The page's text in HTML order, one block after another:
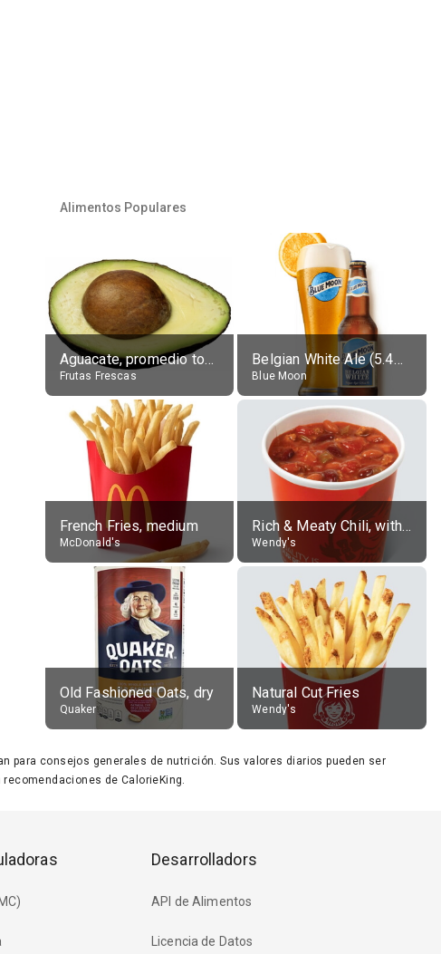
Alimentos Populares
Aguacate, promedio todos variedades, crudo
Frutas Frescas
Belgian White Ale (5.4% alc.)
Blue Moon
French Fries, medium
McDonald's
Rich & Meaty Chili, without toppings, large
Wendy's
Old Fashioned Oats, dry
Quaker
Natural Cut Fries
Wendy's
para consejos generales de nutrición. Sus valores diarios pueden ser
de CalorieKing.
Desarrolladors
API de Alimentos
Licencia de Datos